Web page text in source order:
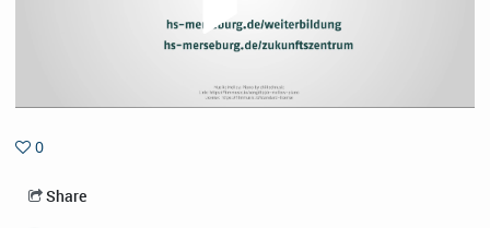
0
Share